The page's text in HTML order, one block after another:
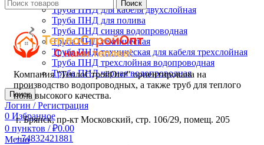
Труба ПНД для кабеля двухслойная
Труба ПНД для полива
Труба ПНД синяя водопроводная
Труба ПНД техническая
Труба ПНД техническая для кабеля трехслойная
Труба ПНД трехслойная водопроводная
Труба ПНД черная водопроводная
Поиск
Логин / Регистрация
0 Избранное
0 пунктов / ₽0.00
Меню
Поиск
Компания "ТеплоСтройОпт" ориентирована на
производство водопроводных, а также труб для теплого
пола высокого качества.
г. Брянск, пр-кт Московский, стр. 106/29, помещ. 205
+74832421881